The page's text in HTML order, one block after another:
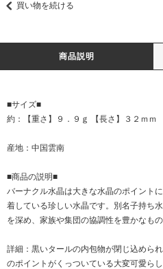
買い物を続ける
商品説明
■サイズ■
約：【重さ】９．９ｇ 【長さ】３２ｍｍ
産地：中国雲南
■商品の説明■
バーナクル水晶は大きな水晶のポイント
着している珍しい水晶です。別名子持ち
を深め、家族や集団の協調性を豊かなも
詳細：黒いタールの内包物が閉じ込めら
のポイントがくっついている大変可愛ら